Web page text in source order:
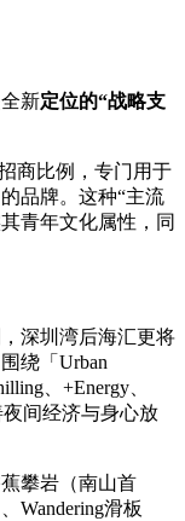
新定位的“战略支
商比例，专门用于
品牌。这种“主流
青年文化属性，同
深圳湾后海汇更将
绕「Urban
、+Energy、
间经济与身心放
攀岩（南山首
Wandering滑板